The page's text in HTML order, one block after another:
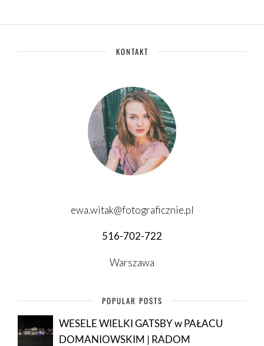
KONTAKT
ewa.witak@fotograficznie.pl
516-702-722
Warszawa
POPULAR POSTS
WESELE WIELKI GATSBY w PAŁACU
DOMANIOWSKIM | RADOM